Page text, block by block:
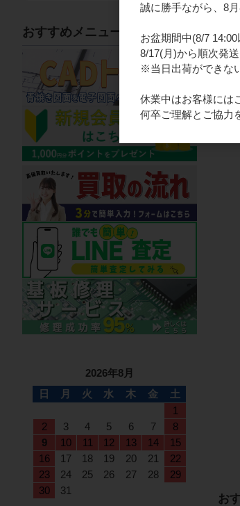
お
おすすめメニュー
2026年8月
日
月 火 水 木 金
土
1
2
3 4 5 6 7
8
9
10 11 12 13 14
15
16
17 18 19 20 21
22
23
24 25 26 27 28
29
30
31
誠に勝手ながら、8
お盆期間中(8/7
8/17(月)から順次発
※当日出荷ができな
休業中はお客様には
何卒ご理解とご協力